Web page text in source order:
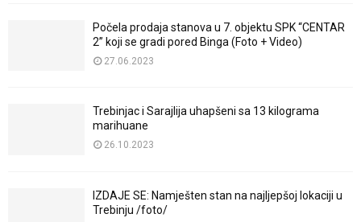
Počela prodaja stanova u 7. objektu SPK “CENTAR
2” koji se gradi pored Binga (Foto + Video)
27.06.2023
Trebinjac i Sarajlija uhapšeni sa 13 kilograma
marihuane
26.10.2023
IZDAJE SE: Namješten stan na najljepšoj lokaciji u
Trebinju /foto/